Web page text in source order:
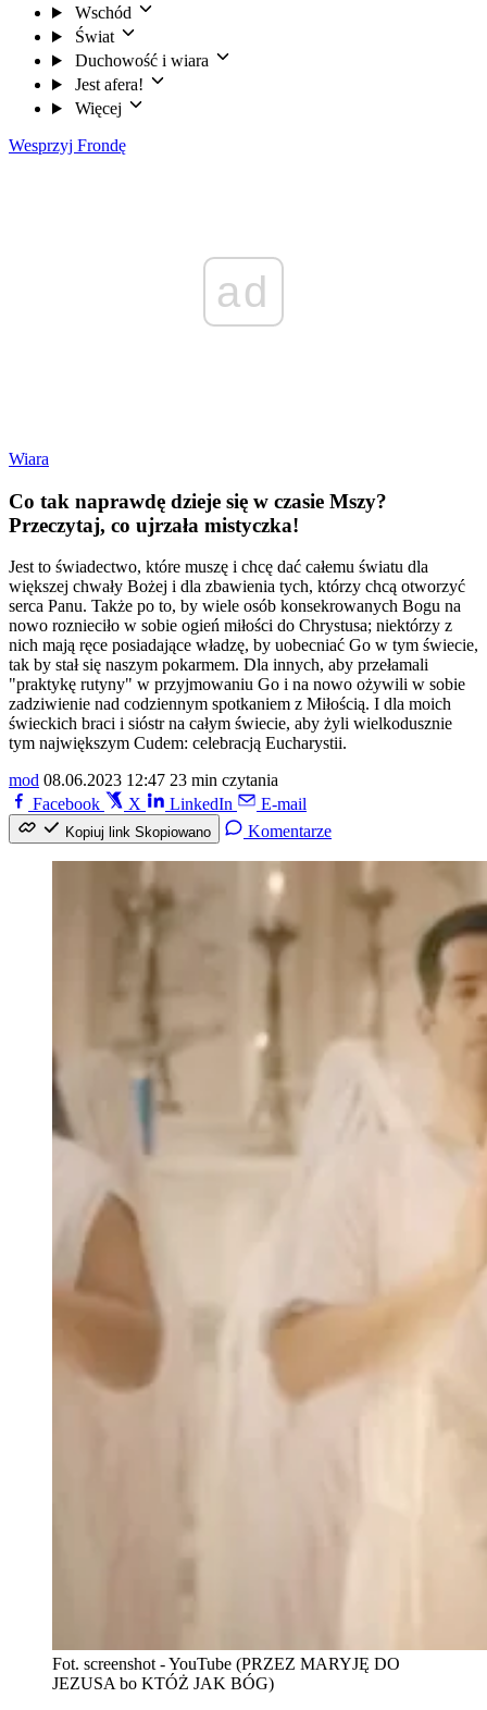
Wschód
Świat
Duchowość i wiara
Jest afera!
Więcej
Wesprzyj Frondę
ad
Wiara
Co tak naprawdę dzieje się w czasie Mszy?
Przeczytaj, co ujrzała mistyczka!
Jest to świadectwo, które muszę i chcę dać całemu światu dla
większej chwały Bożej i dla zbawienia tych, którzy chcą otworzyć
serca Panu. Także po to, by wiele osób konsekrowanych Bogu na
nowo roznieciło w sobie ogień miłości do Chrystusa; niektórzy z
nich mają ręce posiadające władzę, by uobecniać Go w tym świecie,
tak by stał się naszym pokarmem. Dla innych, aby przełamali
"praktykę rutyny" w przyjmowaniu Go i na nowo ożywili w sobie
zadziwienie nad codziennym spotkaniem z Miłością. I dla moich
świeckich braci i sióstr na całym świecie, aby żyli wielkodusznie
tym największym Cudem: celebracją Eucharystii.
mod 08.06.2023 12:47 23 min czytania
Facebook
X LinkedIn E-mail
Kopiuj link Skopiowano Komentarze
Fot. screenshot - YouTube (PRZEZ MARYJĘ DO
JEZUSA bo KTÓŻ JAK BÓG)